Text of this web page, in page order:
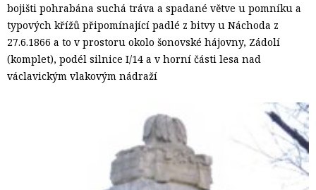
bojišti pohrabána suchá tráva a spadané větve u pomníku a
typových křížů připomínající padlé z bitvy u Náchoda z
27.6.1866 a to v prostoru okolo šonovské hájovny, Zádolí
(komplet), podél silnice I/14 a v horní části lesa nad
václavickým vlakovým nádraží